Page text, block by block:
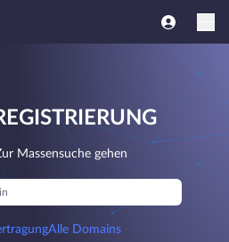
Massensuche gehen
Alle Domains